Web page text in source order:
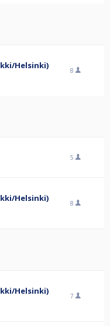
Helsinki)
8
5
Helsinki)
8
Helsinki)
7